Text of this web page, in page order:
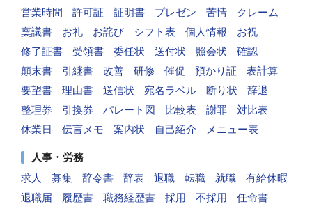
営業時間
許可証 証明書 プレゼン 苦情
クレーム
稟議書
お礼 お詫び シフト表 個人情報
お祝
修了証書
受領書 委任状 送付状 照会状
確認
顛末書
引継書 改善 研修 催促 預かり証
表計算
要望書
理由書 送信状 宛名ラベル 断り状
辞退
整理券
引換券 パレート図 比較表 謝罪
対比表
休業日
伝言メモ 案内状 自己紹介 メニュー表
人事・労務
求人
募集 辞令書 辞表 退職 転職 就職
有給休暇
退職届
履歴書 職務経歴書 採用 不採用
任命書